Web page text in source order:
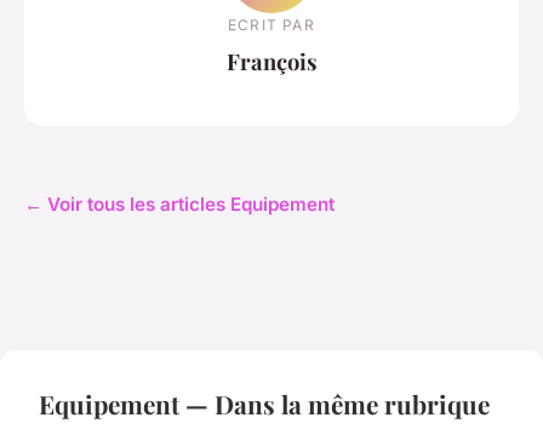
ECRIT PAR
François
← Voir tous les articles Equipement
Equipement — Dans la même rubrique